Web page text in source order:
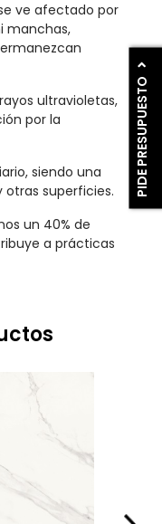
PIDE PRESUPUESTO
ve afectado por
manchas,
ultravioletas,
por la
siendo una
superficies.
un 40% de
a prácticas